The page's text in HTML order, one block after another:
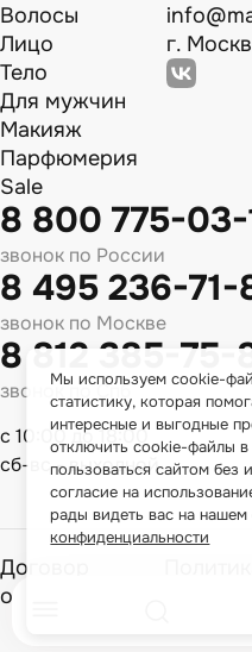
Волосы
Лицо
Тело
Для мужчин
Макияж
Парфюмерия
Sale
г.
8 800 775-03-
звонок по России
8 495 236-71-
звонок по Москве
8 812 385-75-
звонок по Спб
с 10:00 до 18:00
сб-вс - выходной
Договор
оферты
Мы используем cookie-
статистику, которая
интересные и выгодные
отключить cookie-файлы
пользоваться сайтом без
согласие на
рады видеть вас на
конфиденциальности